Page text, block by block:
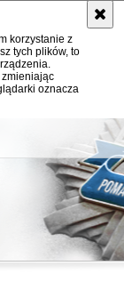
korzystanie z
tych plików, to
zmieniając
oznacza